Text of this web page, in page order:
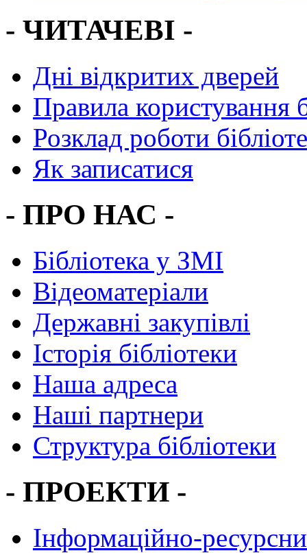
- ЧИТАЧЕВІ -
Дні відкритих дверей
Правила користування
Розклад роботи
Як записатися
- ПРО НАС -
Бібліотека у ЗМІ
Відеоматеріали
Державні закупівлі
Історія бібліотеки
Наша адреса
Наші партнери
Структура бібліотеки
- ПРОЕКТИ -
Інформаційно-